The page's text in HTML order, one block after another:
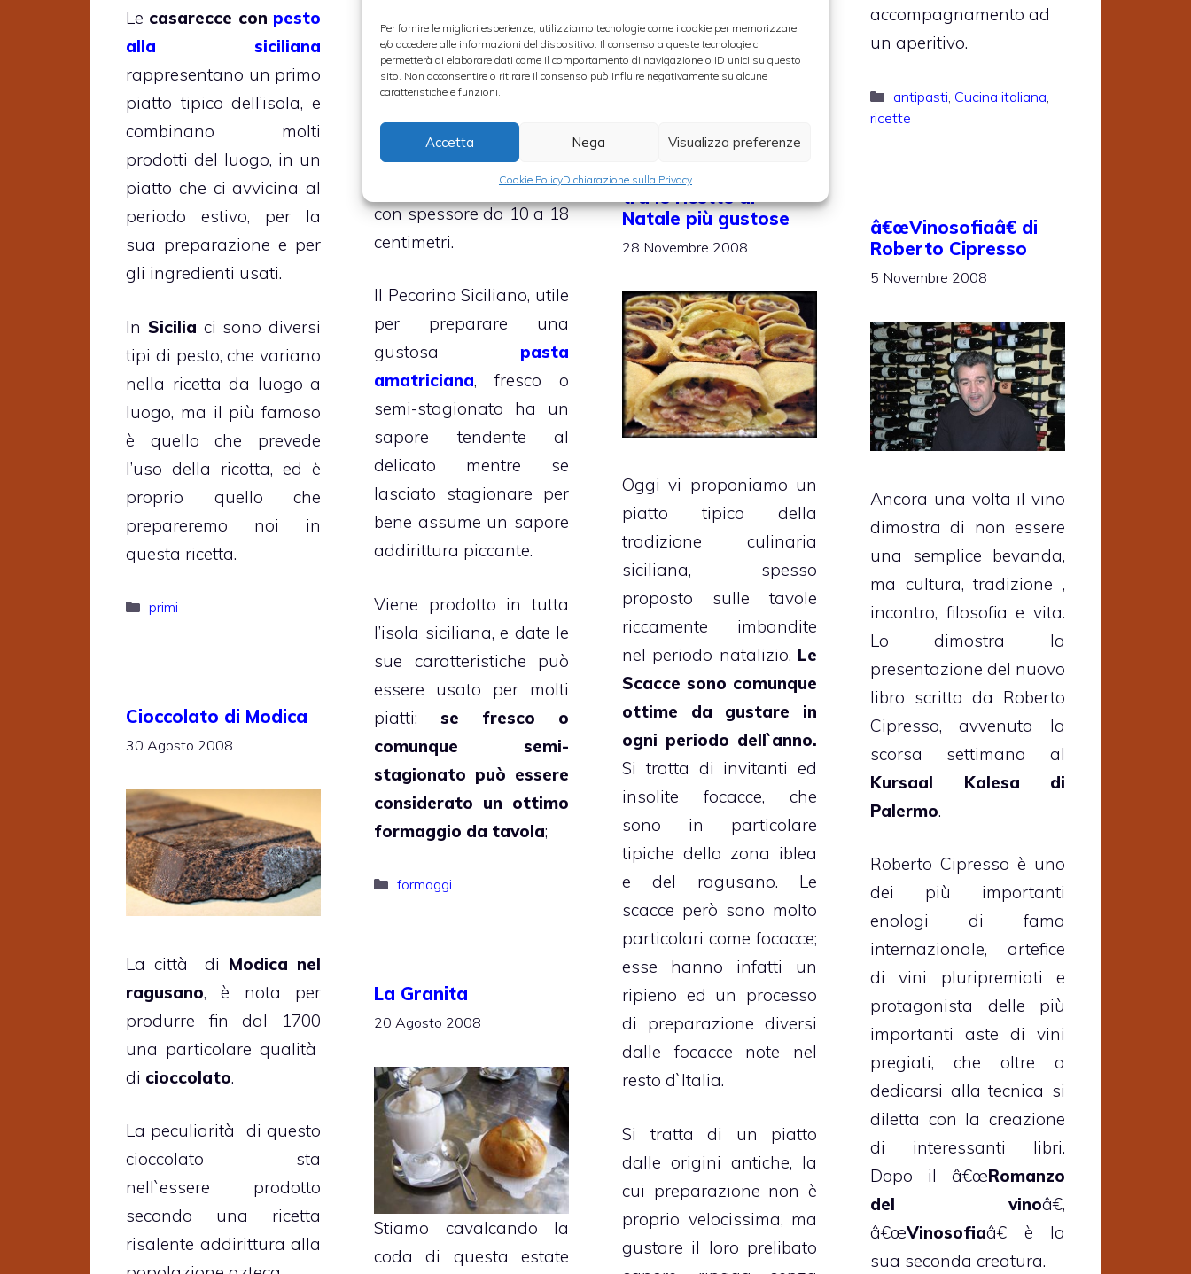
Per fornire le migliori esperienze, utilizziamo tecnologie come i cookie per memorizzare
e/o accedere alle informazioni del dispositivo. Il consenso a queste tecnologie ci
permetterà di elaborare dati come il comportamento di navigazione o ID unici su questo
sito. Non acconsentire o ritirare il consenso può influire negativamente su alcune
caratteristiche e funzioni.
Accetta Nega Visualizza preferenze
Cookie PolicyDichiarazione sulla Privacy
Categorie
Cucina e cultura,Cucina
italiana,pesce,primi,ricette
ricette veloci
accompagnamento ad
un aperitivo.
Categorie
antipasti Cucina italiana
ricette
Le casarecce con pesto
alla siciliana
rappresentano un primo
piatto tipico dell’isola, e
combinano molti
prodotti del luogo, in un
piatto che ci avvicina al
periodo estivo, per la
sua preparazione e per
gli ingredienti usati.
In Sicilia ci sono diversi
tipi di pesto, che variano
nella ricetta da luogo a
luogo, ma il più famoso
è quello che prevede
l’uso della ricotta, ed è
proprio quello che
prepareremo noi in
questa ricetta.
Categorie
primi
DOPè un formaggio di
latte di pecora intero a
pasta dura,
forme che possono
avere un peso che varia
da 4 a 12 chilogrammi,
con spessore da 10 a 18
centimetri.
Il Pecorino Siciliano, utile
per preparare una
gustosa pasta
amatriciana, fresco o
semi-stagionato ha un
sapore tendente al
delicato mentre se
lasciato stagionare per
bene assume un sapore
addirittura piccante.
Viene prodotto in tutta
l’isola siciliana, e date le
sue caratteristiche può
essere usato per molti
piatti: se fresco o
comunque semi-
stagionato può essere
considerato un ottimo
formaggio da tavola;
Categorie
formaggi
Le Scacce Ragusane
tra le ricette di
Natale più gustose
28 Novembre 2008
Oggi vi proponiamo un
piatto tipico della
tradizione culinaria
siciliana, spesso
proposto sulle tavole
riccamente imbandite
nel periodo natalizio. Le
Scacce sono comunque
ottime da gustare in
ogni periodo dell`anno.
Si tratta di invitanti ed
insolite focacce, che
sono in particolare
tipiche della zona iblea
e del ragusano. Le
scacce però sono molto
particolari come focacce;
esse hanno infatti un
ripieno ed un processo
di preparazione diversi
dalle focacce note nel
resto d`Italia.
Si tratta di un piatto
dalle origini antiche, la
cui preparazione non è
proprio velocissima, ma
gustare il loro prelibato
â€œVinosofiaâ€ di
Roberto Cipresso
5 Novembre 2008
Ancora una volta il vino
dimostra di non essere
una semplice bevanda,
ma cultura, tradizione ,
incontro, filosofia e vita.
Lo dimostra la
presentazione del nuovo
libro scritto da Roberto
Cipresso, avvenuta la
scorsa settimana al
Kursaal Kalesa di
Palermo.
Roberto Cipresso è uno
dei più importanti
enologi di fama
internazionale, artefice
di vini pluripremiati e
protagonista delle più
importanti aste di vini
pregiati, che oltre a
dedicarsi alla tecnica si
diletta con la creazione
di interessanti libri.
Dopo il â€œRomanzo
del vinoâ€,
â€œVinosofiaâ€ è la
sua seconda creatura.
Cioccolato di Modica
30 Agosto 2008
La città di Modica nel
ragusano, è nota per
produrre fin dal 1700
una particolare qualità
di cioccolato.
La peculiarità di questo
cioccolato sta
nell`essere prodotto
secondo una ricetta
risalente addirittura alla
La Granita
20 Agosto 2008
Stiamo cavalcando la
coda di questa estate